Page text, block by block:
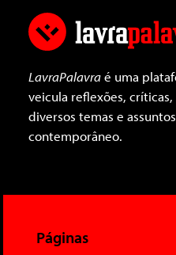
LavraPalavraé uma
veicula reflexões,
diversos temas e
contemporâneo.
Páginas